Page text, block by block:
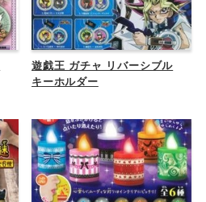
遊戯王 ガチャ リバーシブル
キーホルダー